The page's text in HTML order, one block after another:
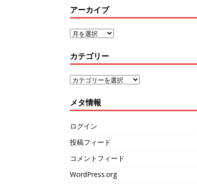
アーカイブ
カテゴリー
メタ情報
ログイン
投稿フィード
コメントフィード
WordPress.org